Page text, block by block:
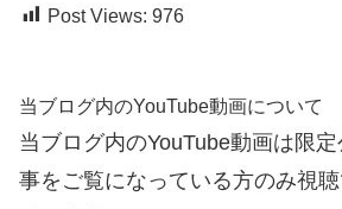
Post Views: 976
当ブログ内のYouTube動画について
当ブログ内のYouTube動画は限
事をご覧になっている方のみ視